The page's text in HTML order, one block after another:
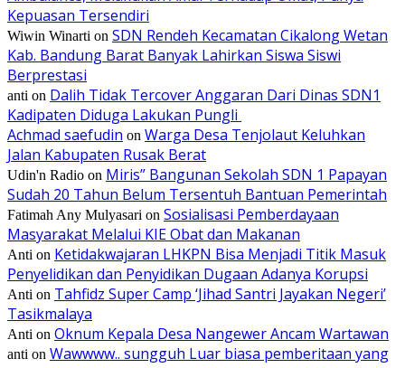
Kepuasan Tersendiri
Wiwin Winarti on SDN Rendeh Kecamatan Cikalong Wetan
Kab. Bandung Barat Banyak Lahirkan Siswa Siswi
Berprestasi
anti on Dalih Tidak Tercover Anggaran Dari Dinas SDN1
Kadipaten Diduga Lakukan Pungli
Achmad saefudin on Warga Desa Tenjolaut Keluhkan
Jalan Kabupaten Rusak Berat
Udin'n Radio on Miris” Bangunan Sekolah SDN 1 Papayan
Sudah 20 Tahun Belum Tersentuh Bantuan Pemerintah
Fatimah Any Mulyasari on Sosialisasi Pemberdayaan
Masyarakat Melalui KIE Obat dan Makanan
Anti on Ketidakwajaran LHKPN Bisa Menjadi Titik Masuk
Penyelidikan dan Penyidikan Dugaan Adanya Korupsi
Anti on Tahfidz Super Camp ‘Jihad Santri Jayakan Negeri’
Tasikmalaya
Anti on Oknum Kepala Desa Nangewer Ancam Wartawan
anti on Wawwww.. sungguh Luar biasa pemberitaan yang